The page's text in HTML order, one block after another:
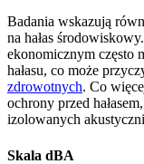
Badania wskazują
na hałas
ekonomicznym często
hałasu, co może
zdrowotnych. Co
ochrony przed
izolowanych
Skala dBA